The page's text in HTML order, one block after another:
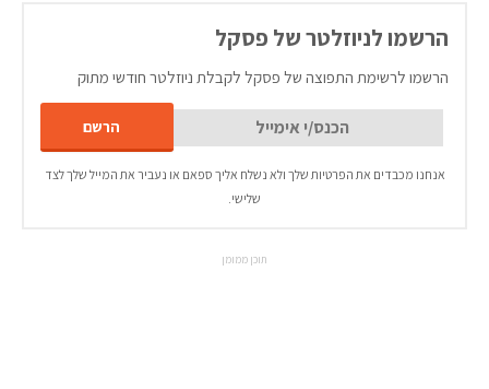
הרשמו לניוזלטר של פסקל
הרשמו לרשימת התפוצה של פסקל לקבלת ניוזלטר חודשי מתוק
אנחנו מכבדים את הפרטיות שלך ולא נשלח אליך ספאם או נעביר את המייל שלך לצד
שלישי.
תוכן ממומן